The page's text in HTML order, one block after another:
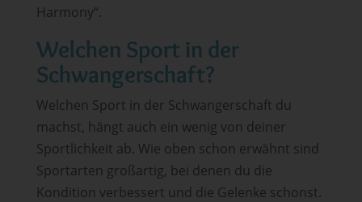
Harmony“.
Welchen Sport in der
Schwangerschaft?
Welchen Sport in der Schwangerschaft du
machst, hängt auch ein wenig von deiner
Sportlichkeit ab. Wie oben schon erwähnt sind
Sportarten großartig, bei denen du die
Kondition verbessert und die Gelenke schonst.